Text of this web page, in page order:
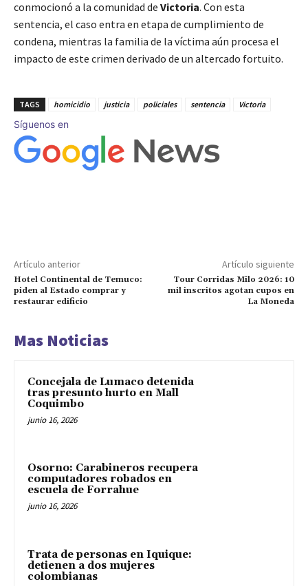
conmocionó a la comunidad de Victoria. Con esta
sentencia, el caso entra en etapa de cumplimiento de
condena, mientras la familia de la víctima aún procesa el
impacto de este crimen derivado de un altercado fortuito.
TAGS homicidio justicia policiales sentencia Victoria
Síguenos en
Artículo anterior
Hotel Continental de Temuco:
piden al Estado comprar y
restaurar edificio
Artículo siguiente
Tour Corridas Milo 2026: 10
mil inscritos agotan cupos en
La Moneda
Mas Noticias
Concejala de Lumaco detenida
tras presunto hurto en Mall
Coquimbo
junio 16, 2026
Osorno: Carabineros recupera
computadores robados en
escuela de Forrahue
junio 16, 2026
Trata de personas en Iquique:
detienen a dos mujeres
colombianas